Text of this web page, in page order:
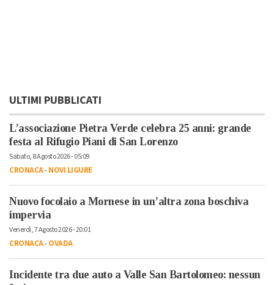
ULTIMI PUBBLICATI
L’associazione Pietra Verde celebra 25 anni: grande
festa al Rifugio Piani di San Lorenzo
Sabato, 8 Agosto 2026 - 05:09
CRONACA-NOVI LIGURE
Nuovo focolaio a Mornese in un’altra zona boschiva
impervia
Venerdì, 7 Agosto 2026 - 20:01
CRONACA-OVADA
Incidente tra due auto a Valle San Bartolomeo: nessun